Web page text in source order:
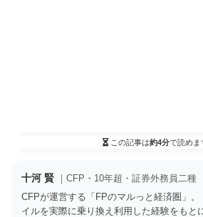
この記事は約4分で読めま
十河 賢 ｜CFP・10年超・証券外務員二種
CFPが運営する「FPのマルっと経済圏」
イルを実際に乗り換え利用した経験をもと